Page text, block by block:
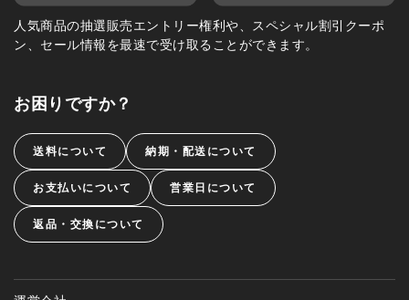
人気商品の抽選販売エントリー権利や、スペシャル割引クーポ
ン、セール情報を最速で受け取ることができます。
お困りですか？
送料について 納期・配送について
お支払いについて 営業日について
返品・交換について